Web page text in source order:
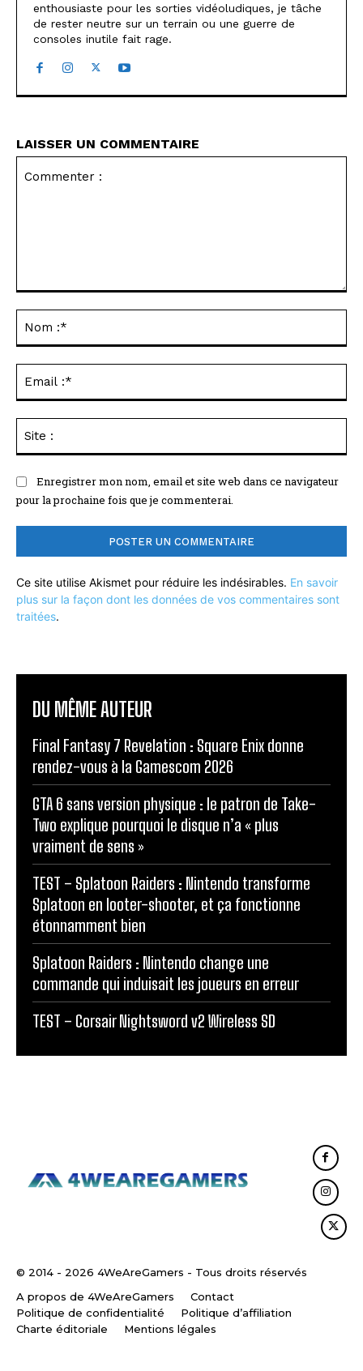
enthousiaste pour les sorties vidéoludiques, je tâche
de rester neutre sur un terrain ou une guerre de
consoles inutile fait rage.
LAISSER UN COMMENTAIRE
Enregistrer mon nom, email et site web dans ce navigateur
pour la prochaine fois que je commenterai.
Ce site utilise Akismet pour réduire les indésirables. En savoir
plus sur la façon dont les données de vos commentaires sont
traitées.
DU MÊME AUTEUR
Final Fantasy 7 Revelation : Square Enix donne
rendez-vous à la Gamescom 2026
GTA 6 sans version physique : le patron de Take-
Two explique pourquoi le disque n’a « plus
vraiment de sens »
TEST – Splatoon Raiders : Nintendo transforme
Splatoon en looter-shooter, et ça fonctionne
étonnamment bien
Splatoon Raiders : Nintendo change une
commande qui induisait les joueurs en erreur
TEST – Corsair Nightsword v2 Wireless SD
© 2014 - 2026 4WeAreGamers - Tous droits réservés
A propos de 4WeAreGamers
Contact
Politique de confidentialité
Politique d’affiliation
Charte éditoriale
Mentions légales